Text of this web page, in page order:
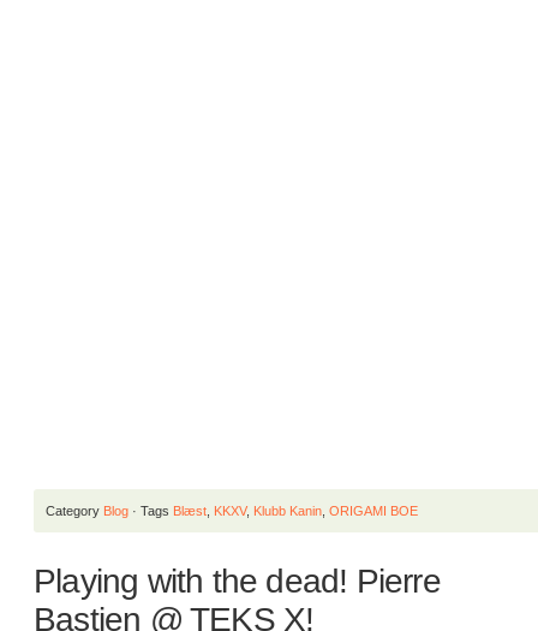
Category Blog · Tags Blæst KKXV, Klubb Kanin ORIGAMI BOE
Playing with the dead! Pierre
Bastien @ TEKS X!